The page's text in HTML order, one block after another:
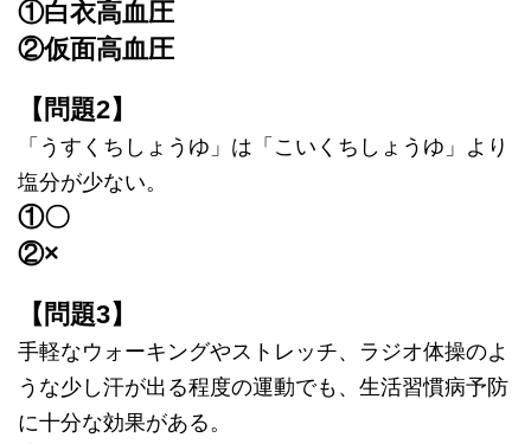
①白衣高血圧
②仮面高血圧
【問題2】
「うすくちしょうゆ」は「こいくちしょうゆ」より
塩分が少ない。
①〇
②×
【問題3】
手軽なウォーキングやストレッチ、ラジオ体操のよ
うな少し汗が出る程度の運動でも、生活習慣病予防
に十分な効果がある。